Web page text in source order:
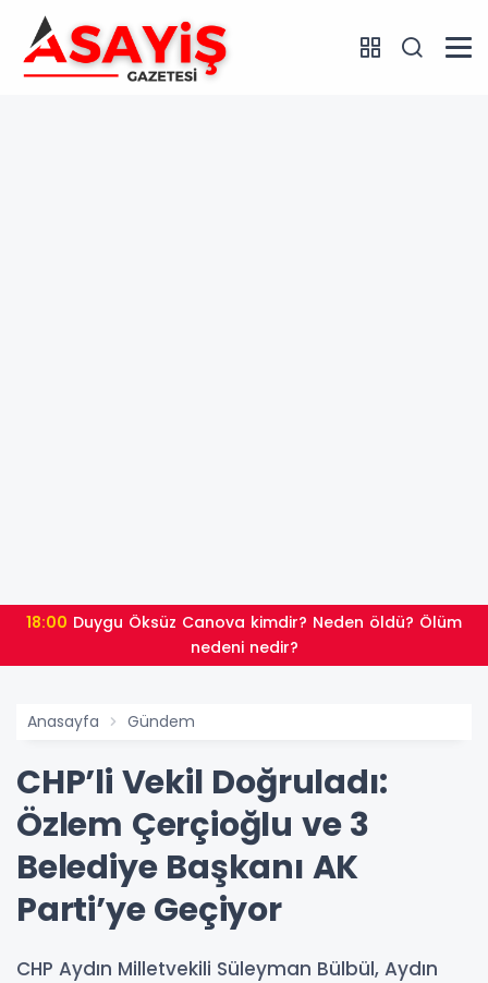
18:00
nedeni nedir?
Anasayfa Gündem
CHP’li Vekil Doğruladı:
Özlem Çerçioğlu ve 3
Belediye Başkanı AK
Parti’ye Geçiyor
CHP Aydın Milletvekili Süleyman Bülbül, Aydın